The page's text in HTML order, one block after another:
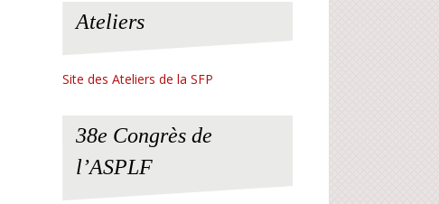
Ateliers
Site des Ateliers de la SFP
38e Congrès de
l’ASPLF